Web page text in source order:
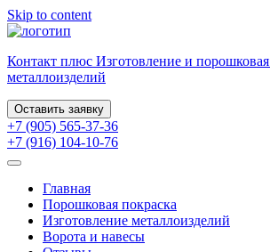
Skip to content
Контакт плюс Изготовление и порошковая
металлоизделий
Оставить заявку
+7 (905) 565-37-36
+7 (916) 104-10-76
Главная
Порошковая покраска
Изготовление металлоизделий
Ворота и навесы